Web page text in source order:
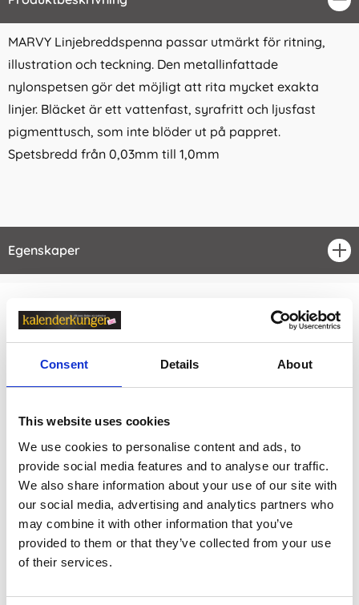
Consent Details About
This website uses cookies
We use cookies to personalise content and ads, to
provide social media features and to analyse our traffic.
We also share information about your use of our site with
our social media, advertising and analytics partners who
may combine it with other information that you’ve
provided to them or that they’ve collected from your use
of their services.
MARVY Linjebreddspenna passar utmärkt för ritning,
illustration och teckning. Den metallinfattade
nylonspetsen gör det möjligt att rita mycket exakta
linjer. Bläcket är ett vattenfast, syrafritt och ljusfast
pigmenttusch, som inte blöder ut på pappret.
Spetsbredd från 0,03mm till 1,0mm
Egenskaper
Relaterade kategorier
Kontorsvaror / Skriva & Rita /Pennor & Tillbehör
Kontorsvaror
Konstnärsmaterial
Konstnärsmaterial /Konstnärspennor
Visa fler(1 mer)
Prishistorik